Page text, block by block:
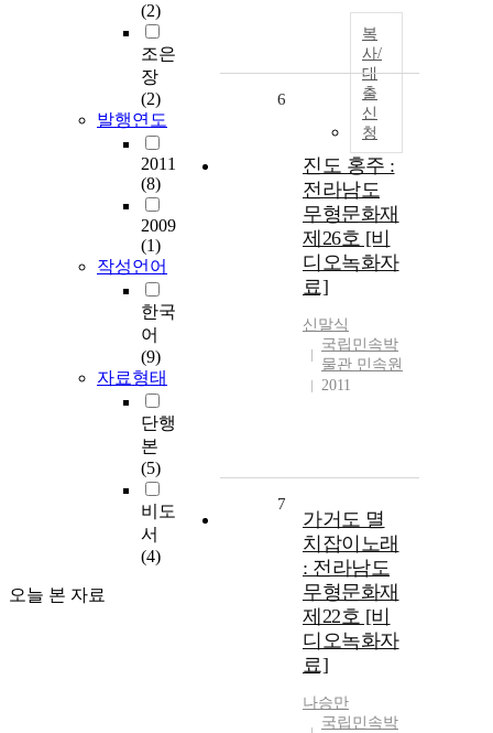
(2)
조은
장
(2)
발행연도
2011
(8)
2009
(1)
작성언어
한국
어
(9)
자료형태
단행
본
(5)
비도
서
(4)
오늘 본 자료
복
사/
대
출
신
청
6
진도 홍주 :
전라남도
무형문화재
제26호 [비
디오녹화자
료]
신말식
국립민속박
물관 민속원
2011
7
가거도 멸
치잡이노래
: 전라남도
무형문화재
제22호 [비
디오녹화자
료]
나승만
국립민속박